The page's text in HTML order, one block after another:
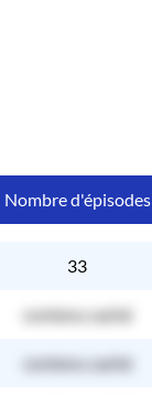
Nombre d'épisodes
33
contenu caché
contenu caché